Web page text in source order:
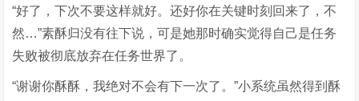
“好了，下次不要这样就好。还好你在关键时刻回来了，不
然…”素酥归没有往下说，可是她那时确实觉得自己是任务
失败被彻底放弃在任务世界了。
“谢谢你酥酥，我绝对不会有下一次了。”小系统虽然得到酥